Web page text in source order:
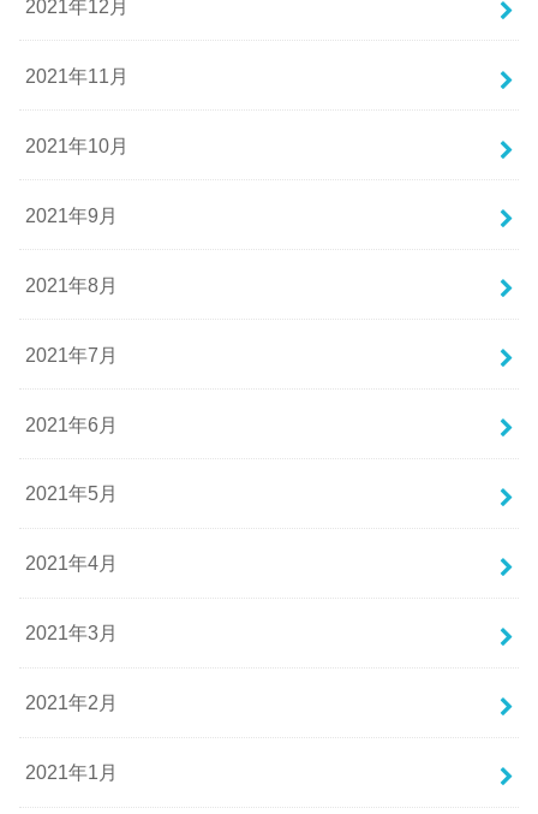
2021年12月
2021年11月
2021年10月
2021年9月
2021年8月
2021年7月
2021年6月
2021年5月
2021年4月
2021年3月
2021年2月
2021年1月